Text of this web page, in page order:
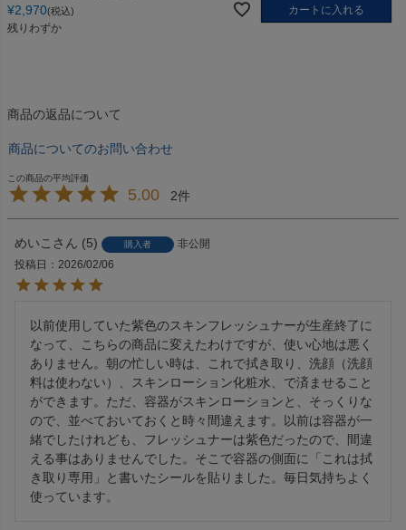
¥2,970 税込
残りわずか
カートに入れる
商品の返品について
商品についてのお問い合わせ
5.00 2
めいこ 5 購入者
非公開
投稿日
2026/02/06
以前使用していた紫色のスキンフレッシュナーが生産終了に
なって、こちらの商品に変えたわけですが、使い心地は悪く
ありません。朝の忙しい時は、これで拭き取り、洗顔（洗顔
料は使わない）、スキンローション化粧水、で済ませること
ができます。ただ、容器がスキンローションと、そっくりな
ので、並べておいておくと時々間違えます。以前は容器が一
緒でしたけれども、フレッシュナーは紫色だったので、間違
える事はありませんでした。そこで容器の側面に「これは拭
き取り専用」と書いたシールを貼りました。毎日気持ちよく
使っています。